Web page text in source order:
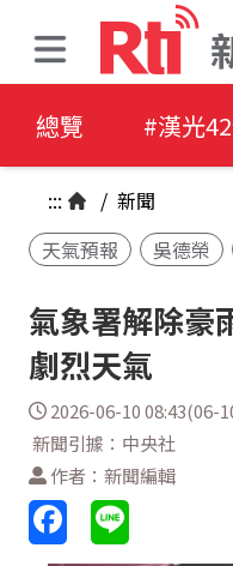
總覽 #漢光
::: / 新聞
天氣預報
吳德榮
氣象署解除豪
劇烈天氣
2026-06-10 08:43(06-
新聞引據：中央社
作者：新聞編輯